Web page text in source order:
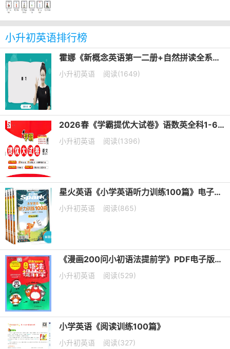
小升初英语排行榜
霍娜《新概念英语第一二册+自然拼读全系列课程 (2024新版) 》
小升初英语 阅读(1649)
2026春《学霸提优大试卷》语数英全科1-6年级下册PDF电子版下载
小升初英语 阅读(1396)
星火英语《小学英语听力训练100篇》电子版下载
小升初英语 阅读(865)
《漫画200问小初语法提前学》PDF电子版下载
小升初英语 阅读(529)
小学英语《阅读训练100篇》
小升初英语 阅读(327)